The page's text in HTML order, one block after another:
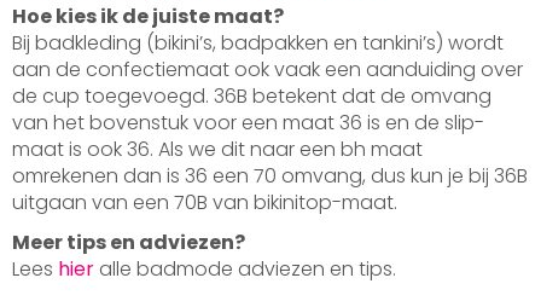
Hoe kies ik de juiste maat?
Bij badkleding (bikini’s, badpakken en tankini’s) wordt
aan de confectiemaat ook vaak een aanduiding over
de cup toegevoegd. 36B betekent dat de omvang
van het bovenstuk voor een maat 36 is en de slip-
maat is ook 36. Als we dit naar een bh maat
omrekenen dan is 36 een 70 omvang, dus kun je bij 36B
uitgaan van een 70B van bikinitop-maat.
Meer tips en adviezen?
Lees hier alle badmode adviezen en tips.